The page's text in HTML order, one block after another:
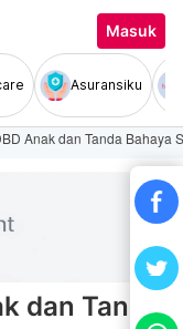
Masuk
Asuransiku
Anak dan Tanda Bahaya
dan Tanda